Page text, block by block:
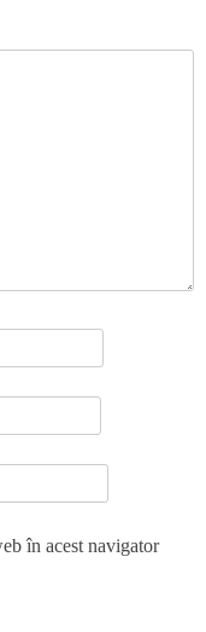
în acest navigator